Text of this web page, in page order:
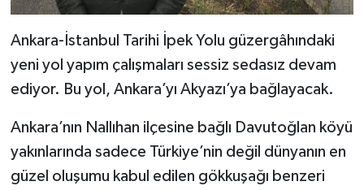
Ankara-İstanbul Tarihi İpek Yolu güzergâhındaki
yeni yol yapım çalışmaları sessiz sedasız devam
ediyor. Bu yol, Ankara’yı Akyazı’ya bağlayacak.
Ankara’nın Nallıhan ilçesine bağlı Davutoğlan köyü
yakınlarında sadece Türkiye’nin değil dünyanın en
güzel oluşumu kabul edilen gökkuşağı benzeri